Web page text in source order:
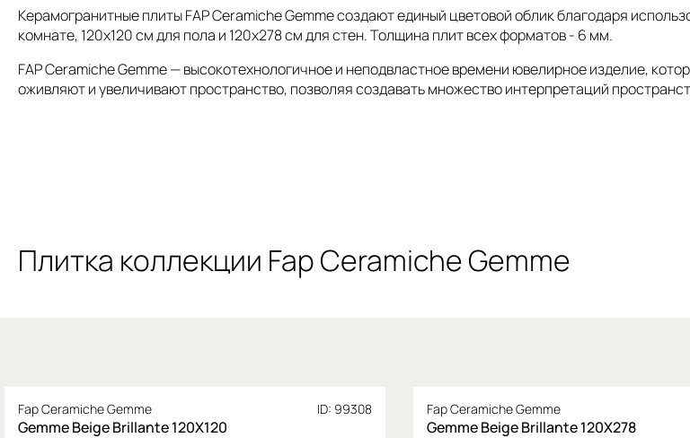
Керамогранитные плиты FAP Ceramiche Gemme создают единый цветовой облик благодаря
комнате, 120x120 см для пола и 120x278 см для стен. Толщина плит всех форматов - 6 мм.
FAP Ceramiche Gemme — высокотехнологичное и неподвластное времени ювелирное изделие,
оживляют и увеличивают пространство, позволяя создавать множество интерпретаций
Плитка коллекции Fap Ceramiche Gemme
Fap Ceramiche Gemme ID: 99308
Gemme Beige Brillante 120X120
Fap Ceramiche Gemme
Gemme Beige Brillante 120X278